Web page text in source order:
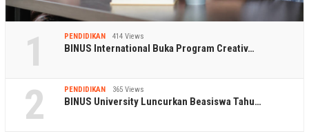
1 PENDIDIKAN 414 Views
BINUS International Buka Program Creativ…
2 PENDIDIKAN 365 Views
BINUS University Luncurkan Beasiswa Tahu…